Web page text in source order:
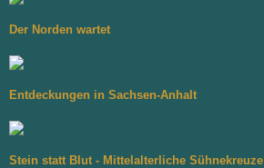
Der Norden wartet
Entdeckungen in Sachsen-Anhalt
Stein statt Blut - Mittelalterliche Sühnekreuze